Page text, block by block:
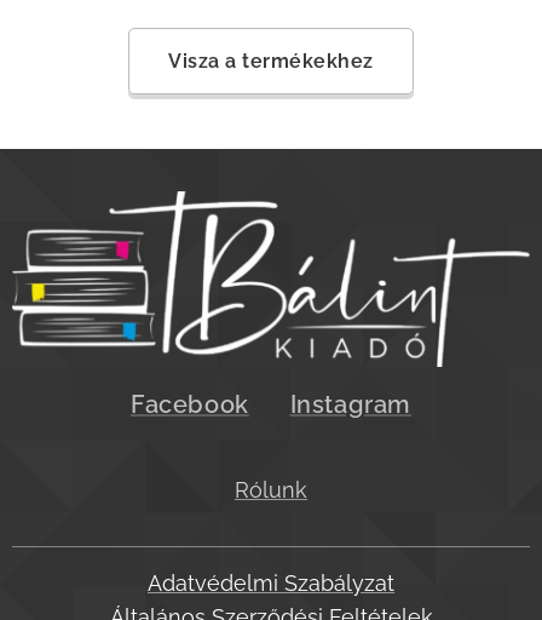
Visza a termékekhez
Facebook Instagram
Rólunk
Adatvédelmi Szabályzat